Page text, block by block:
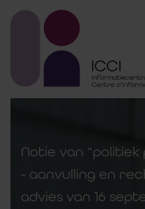
Notie van
- aanvulling en
advies van 16